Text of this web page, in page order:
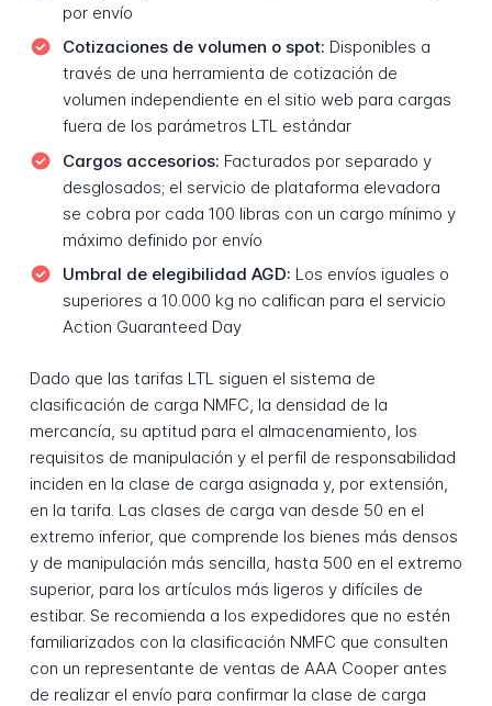
por envío
Cotizaciones de volumen o spot: Disponibles a
través de una herramienta de cotización de
volumen independiente en el sitio web para cargas
fuera de los parámetros LTL estándar
Cargos accesorios: Facturados por separado y
desglosados; el servicio de plataforma elevadora
se cobra por cada 100 libras con un cargo mínimo y
máximo definido por envío
Umbral de elegibilidad AGD: Los envíos iguales o
superiores a 10.000 kg no califican para el servicio
Action Guaranteed Day
Dado que las tarifas LTL siguen el sistema de
clasificación de carga NMFC, la densidad de la
mercancía, su aptitud para el almacenamiento, los
requisitos de manipulación y el perfil de responsabilidad
inciden en la clase de carga asignada y, por extensión,
en la tarifa. Las clases de carga van desde 50 en el
extremo inferior, que comprende los bienes más densos
y de manipulación más sencilla, hasta 500 en el extremo
superior, para los artículos más ligeros y difíciles de
estibar. Se recomienda a los expedidores que no estén
familiarizados con la clasificación NMFC que consulten
con un representante de ventas de AAA Cooper antes
de realizar el envío para confirmar la clase de carga